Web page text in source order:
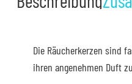
Die Räucherkerzen sind
ihren angenehmen Duft